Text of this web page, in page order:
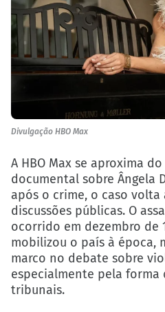
Divulgação HBO Max
A HBO Max se aproxima
documental sobre Ângela
após o crime, o caso
discussões públicas. O
ocorrido em dezembro de
mobilizou o país à época,
marco no debate sobre
especialmente pela
tribunais.